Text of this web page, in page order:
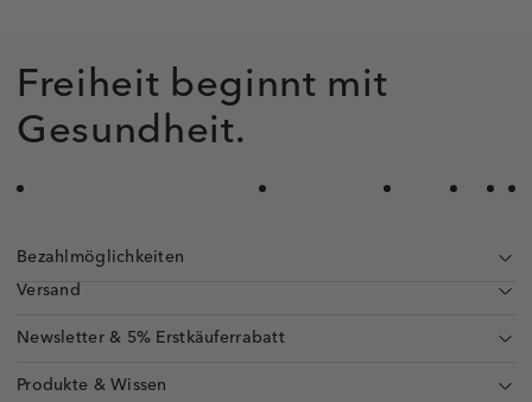
Freiheit beginnt mit
Gesundheit.
Produkte & Wissen
Bezahlmöglichkeiten
Versand
Newsletter & 5% Erstkäuferrabatt